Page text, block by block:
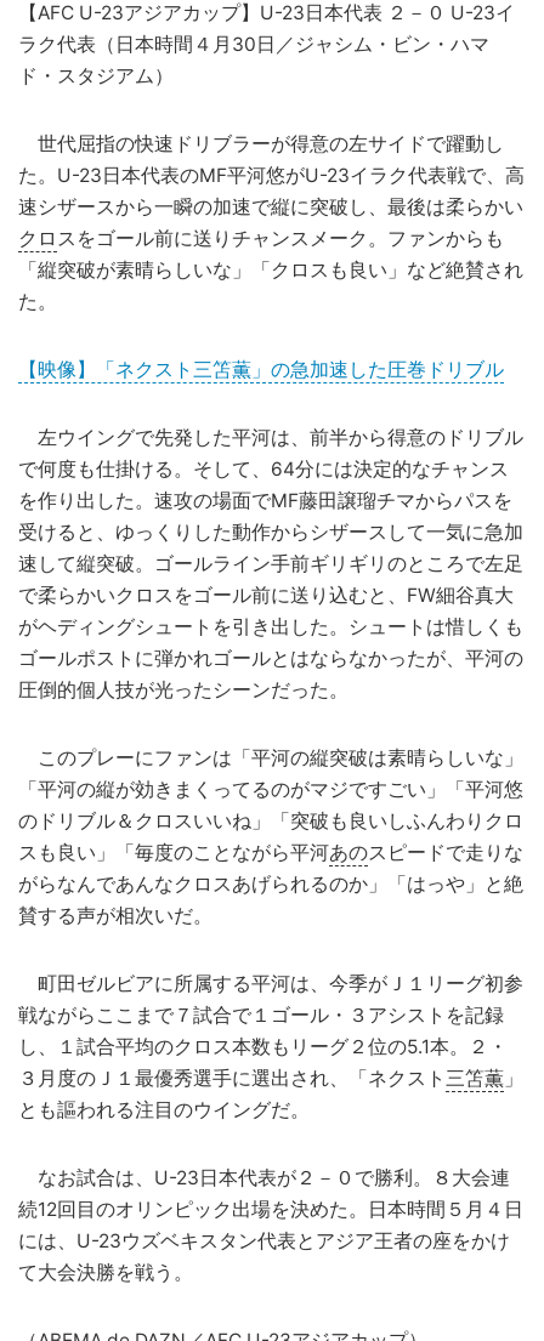
【AFC U-23アジアカップ】U-23日本代表 ２－０ U-23イ
ラク代表（日本時間４月30日／ジャシム・ビン・ハマ
ド・スタジアム）
世代屈指の快速ドリブラーが得意の左サイドで躍動し
た。U-23日本代表のMF平河悠がU-23イラク代表戦で、高
速シザースから一瞬の加速で縦に突破し、最後は柔らかい
クロ スをゴール前に送りチャンスメーク。ファンからも
「縦突破が素晴らしいな」「クロスも良い」など絶賛され
た。
【映像】「ネクスト三笘薫」の急加速した圧巻ドリブル
左ウイングで先発した平河は、前半から得意のドリブル
で何度も仕掛ける。そして、64分には決定的なチャンス
を作り出した。速攻の場面でMF藤田譲瑠チマからパスを
受けると、ゆっくりした動作からシザースして一気に急加
速して縦突破。ゴールライン手前ギリギリのところで左足
で柔らかいクロスをゴール前に送り込むと、FW細谷真大
がヘディングシュートを引き出した。シュートは惜しくも
ゴールポストに弾かれゴールとはならなかったが、平河の
圧倒的個人技が光ったシーンだった。
このプレーにファンは「平河の縦突破は素晴らしいな」
「平河の縦が効きまくってるのがマジですごい」「平河悠
のドリブル＆クロスいいね」「突破も良いしふんわりクロ
スも良い」「毎度のことながら平河あのスピードで走りな
がらなんであんなクロスあげられるのか」「はっや」と絶
賛する声が相次いだ。
町田ゼルビアに所属する平河は、今季がＪ１リーグ初参
戦ながらここまで７試合で１ゴール・３アシストを記録
し、１試合平均のクロス本数もリーグ２位の5.1本。２・
３月度のＪ１最優秀選手に選出され、「ネクスト 三笘薫 」
とも謳われる注目のウイングだ。
なお試合は、U-23日本代表が２－０で勝利。８大会連
続12回目のオリンピック出場を決めた。日本時間５月４日
には、U-23ウズベキスタン代表とアジア王者の座をかけ
て大会決勝を戦う。